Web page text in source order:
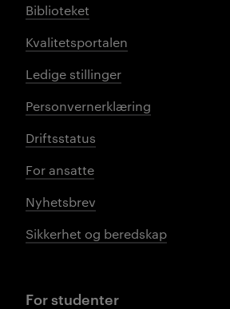
Biblioteket
Kvalitetsportalen
Ledige stillinger
Personvernerklæring
Driftsstatus
For ansatte
Nyhetsbrev
Sikkerhet og beredskap
For studenter